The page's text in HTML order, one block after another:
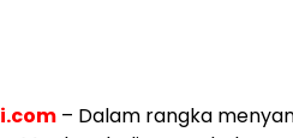
– Dalam rangka